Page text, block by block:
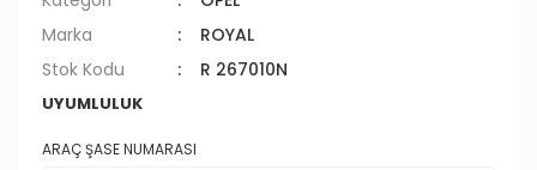
Marka
ROYAL
Stok Kodu
R 267010N
UYUMLULUK
ARAÇ ŞASE NUMARASI